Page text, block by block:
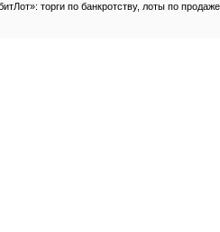
торги по банкротству, лоты по